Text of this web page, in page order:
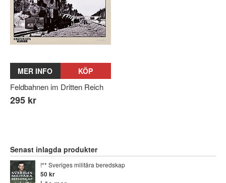
MER INFO KÖP
Feldbahnen im Dritten Reich
295 kr
Senast inlagda produkter
!** Sveriges militära beredskap
50 kr